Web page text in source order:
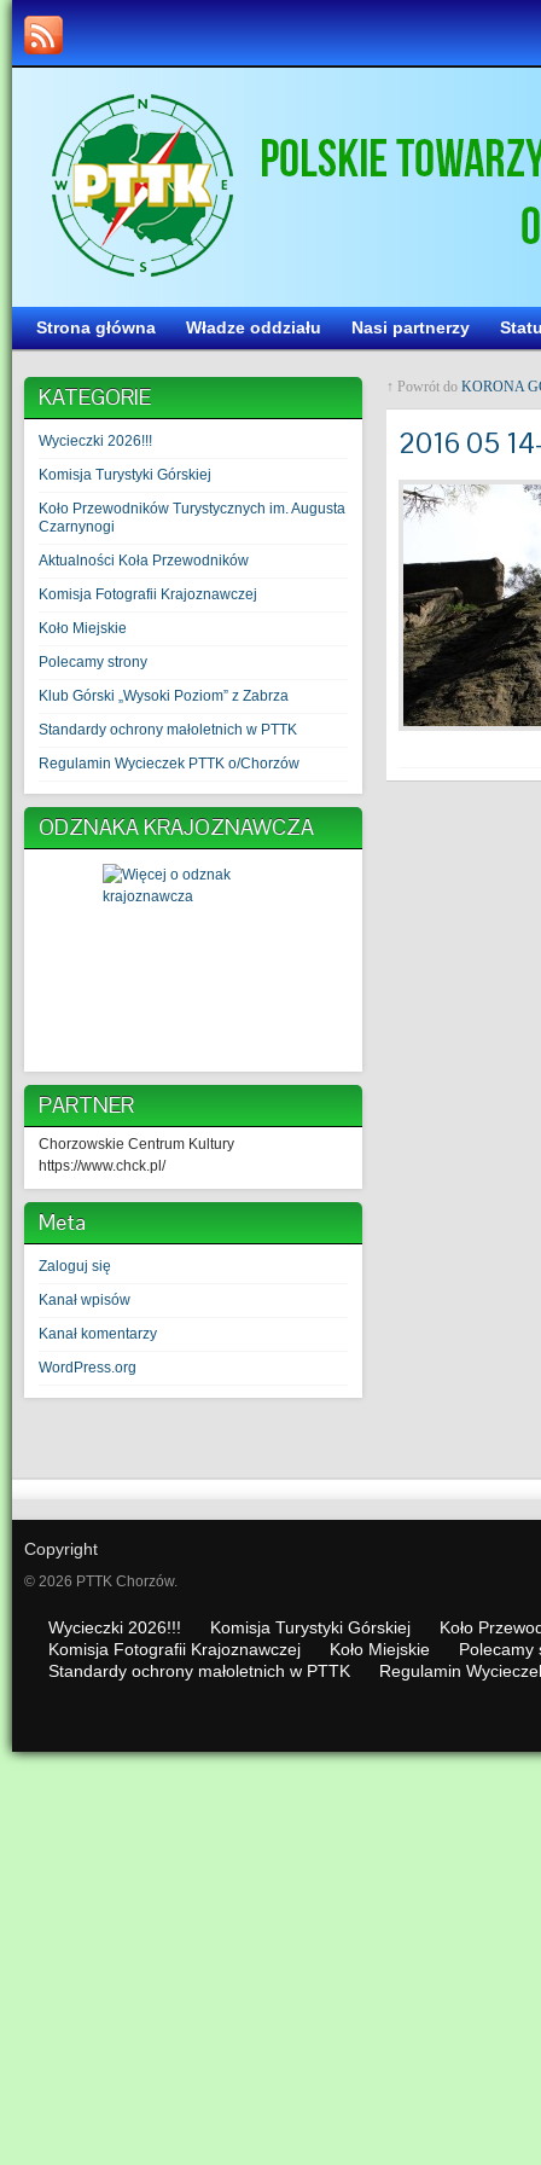
Strona główna Władze oddziału Nasi partnerzy
KATEGORIE
Wycieczki 2026!!!
Komisja Turystyki Górskiej
Koło Przewodników Turystycznych im. Augusta
Czarnynogi
Aktualności Koła Przewodników
Komisja Fotografii Krajoznawczej
Koło Miejskie
Polecamy strony
Klub Górski „Wysoki Poziom” z Zabrza
Standardy ochrony małoletnich w PTTK
Regulamin Wycieczek PTTK o/Chorzów
ODZNAKA KRAJOZNAWCZA
PARTNER
Chorzowskie Centrum Kultury
https://www.chck.pl/
Meta
Zaloguj się
Kanał wpisów
Kanał komentarzy
WordPress.org
↑ Powrót do KORONA
2016 05
Copyright
© 2026 PTTK Chorzów.
Wycieczki 2026!!! Komisja Turystyki Górskiej
Koło
Komisja Fotografii Krajoznawczej
Koło Miejskie
Polecamy
Standardy ochrony małoletnich w PTTK
Regulamin